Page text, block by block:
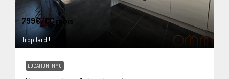
799€/CC mois
Trop tard !
LOCATION IMMO